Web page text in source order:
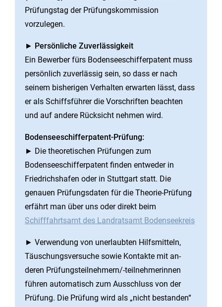
Prüfungstag der Prüfungskommission
vorzulegen.
► Persönliche Zuverlässigkeit
Ein Bewerber fürs Bodenseeschifferpatent muss
persönlich zuverlässig sein, so dass er nach
seinem bisherigen Verhalten erwarten lässt, dass
er als Schiffsführer die Vorschriften beachten
und auf andere Rücksicht nehmen wird.
Bodenseeschifferpatent-Prüfung:
► Die theoretischen Prüfungen zum
Bodenseeschifferpatent finden entweder in
Friedrichshafen oder in Stuttgart statt. Die
genauen Prüfungsdaten für die Theorie-Prüfung
erfährt man über uns oder direkt beim
Schifffahrtsamt des Landratsamt Bodenseekreis
► Verwendung von unerlaubten Hilfsmitteln,
Täuschungsversuche sowie Kontakte mit an-
deren Prüfungsteilnehmern/-teilnehmerinnen
führen automatisch zum Ausschluss von der
Prüfung. Die Prüfung wird als „nicht bestanden“